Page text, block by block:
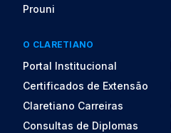
Prouni
O CLARETIANO
Portal Institucional
Certificados de Extensão
Claretiano Carreiras
Consultas de Diplomas